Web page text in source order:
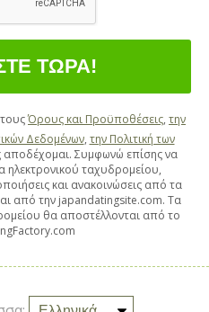
τουςΌρους και Προϋποθέσεις, την
Δεδομένων, την Πολιτική των
αποδέχομαι. Συμφωνώ επίσης να
ηλεκτρονικού ταχυδρομείου,
και ανακοινώσεις από τα
από την japandatingsite.com. Τα
θα αποστέλλονται από το